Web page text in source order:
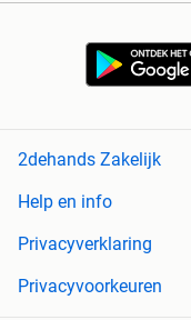
2dehands Zakelijk
Help en info
Privacyverklaring
Privacyvoorkeuren